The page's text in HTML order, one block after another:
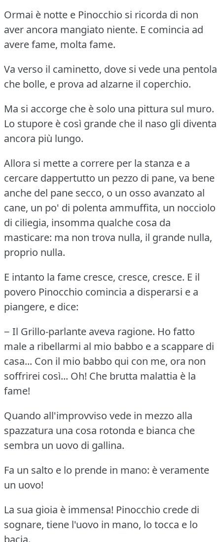
Ormai è notte e Pinocchio si ricorda di non
aver ancora mangiato niente. E comincia ad
avere fame, molta fame.
Va verso il caminetto, dove si vede una pentola
che bolle, e prova ad alzarne il coperchio.
Ma si accorge che è solo una pittura sul muro.
Lo stupore è così grande che il naso gli diventa
ancora più lungo.
Allora si mette a correre per la stanza e a
cercare dappertutto un pezzo di pane, va bene
anche del pane secco, o un osso avanzato al
cane, un po' di polenta ammuffita, un nocciolo
di ciliegia, insomma qualche cosa da
masticare: ma non trova nulla, il grande nulla,
proprio nulla.
E intanto la fame cresce, cresce, cresce. E il
povero Pinocchio comincia a disperarsi e a
piangere, e dice:
− Il Grillo-parlante aveva ragione. Ho fatto
male a ribellarmi al mio babbo e a scappare di
casa... Con il mio babbo qui con me, ora non
soffrirei così... Oh! Che brutta malattia è la
fame!
Quando all'improvviso vede in mezzo alla
spazzatura una cosa rotonda e bianca che
sembra un uovo di gallina.
Fa un salto e lo prende in mano: è veramente
un uovo!
La sua gioia è immensa! Pinocchio crede di
sognare, tiene l'uovo in mano, lo tocca e lo